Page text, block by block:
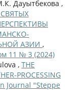
Дауытбекова ,
АЗИИ ,
11 № 3 (2024)
, THE
PROCESSING
Journal "Steppe